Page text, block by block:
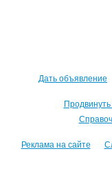
Дать объявление
Реклама на сайте